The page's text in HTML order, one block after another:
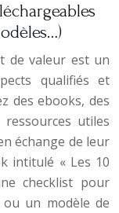
de valeur est un
qualifiés et
des ebooks, des
ressources utiles
échange de leur
intitulé « Les 10
checklist pour
un modèle de